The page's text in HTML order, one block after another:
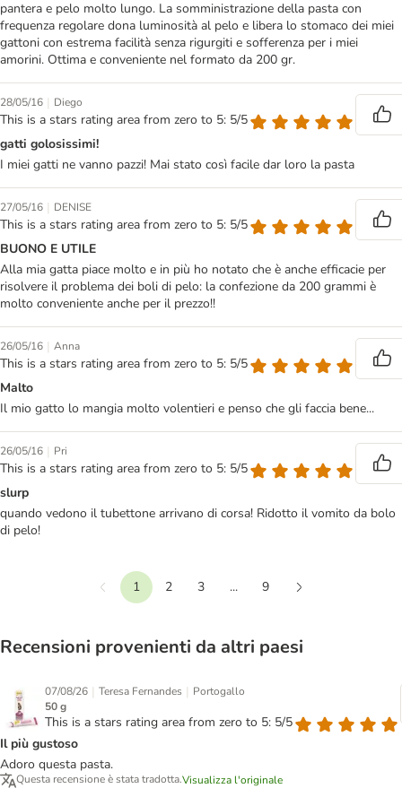
pantera e pelo molto lungo. La somministrazione della pasta con
frequenza regolare dona luminosità al pelo e libera lo stomaco dei miei
gattoni con estrema facilità senza rigurgiti e sofferenza per i miei
amorini. Ottima e conveniente nel formato da 200 gr.
28/05/16 | Diego
This is a stars rating area from zero to 5: 5/5
gatti golosissimi!
I miei gatti ne vanno pazzi! Mai stato così facile dar loro la pasta
27/05/16 | DENISE
This is a stars rating area from zero to 5: 5/5
BUONO E UTILE
Alla mia gatta piace molto e in più ho notato che è anche efficacie per
risolvere il problema dei boli di pelo: la confezione da 200 grammi è
molto conveniente anche per il prezzo!!
26/05/16 | Anna
This is a stars rating area from zero to 5: 5/5
Malto
Il mio gatto lo mangia molto volentieri e penso che gli faccia bene...
26/05/16 | Pri
This is a stars rating area from zero to 5: 5/5
slurp
quando vedono il tubettone arrivano di corsa! Ridotto il vomito da bolo
di pelo!
Precedente
1 2 3 ...
9
Recensioni provenienti da altri paesi
07/08/26 | Teresa Fernandes | Portogallo
50 g
This is a stars rating area from zero to 5: 5/5
Il più gustoso
Adoro questa pasta.
Questa recensione è stata tradotta.Visualizza l'originale